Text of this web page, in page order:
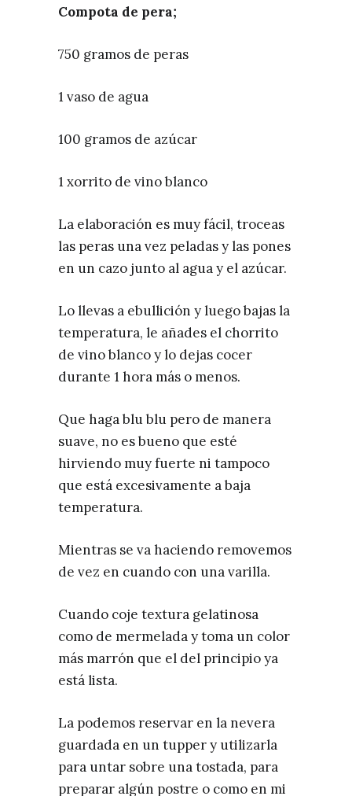
Compota de pera;
750 gramos de peras
1 vaso de agua
100 gramos de azúcar
1 xorrito de vino blanco
La elaboración es muy fácil, troceas
las peras una vez peladas y las pones
en un cazo junto al agua y el azúcar.
Lo llevas a ebullición y luego bajas la
temperatura, le añades el chorrito
de vino blanco y lo dejas cocer
durante 1 hora más o menos.
Que haga blu blu pero de manera
suave, no es bueno que esté
hirviendo muy fuerte ni tampoco
que está excesivamente a baja
temperatura.
Mientras se va haciendo removemos
de vez en cuando con una varilla.
Cuando coje textura gelatinosa
como de mermelada y toma un color
más marrón que el del principio ya
está lista.
La podemos reservar en la nevera
guardada en un tupper y utilizarla
para untar sobre una tostada, para
preparar algún postre o como en mi